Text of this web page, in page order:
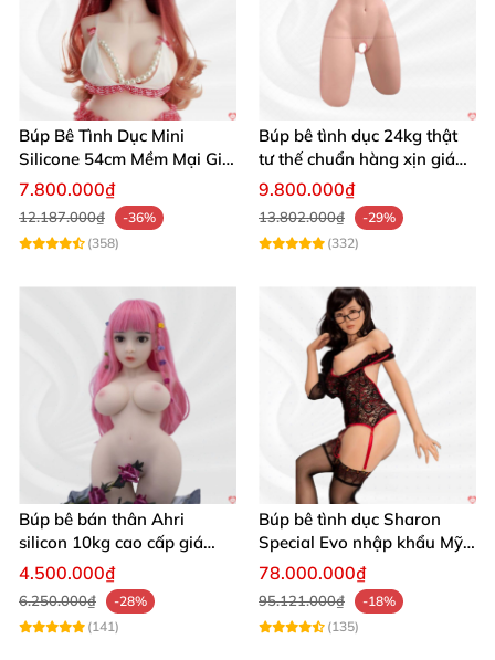
Búp Bê Tình Dục Mini
Silicone 54cm Mềm Mại Giá
Tốt Tặng Quà
7.800.000₫
12.187.000₫
-36%
(358)
Búp bê tình dục 24kg thật
tư thế chuẩn hàng xịn giá
tốt
9.800.000₫
13.802.000₫
-29%
(332)
Búp bê bán thân Ahri
silicon 10kg cao cấp giá
hấp dẫn bảo hành
4.500.000₫
6.250.000₫
-28%
(141)
Búp bê tình dục Sharon
Special Evo nhập khẩu Mỹ
cao cấp, sang trọng
78.000.000₫
95.121.000₫
-18%
(135)